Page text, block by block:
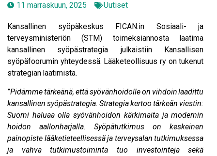
11 marraskuun, 2025 Uutiset
Kansallinen syöpäkeskus FICAN:in Sosiaali- ja
terveysministeriön (STM) toimeksiannosta laatima
kansallinen syöpästrategia julkaistiin Kansallisen
syöpäfoorumin yhteydessä. Lääketeollisuus ry on tukenut
strategian laatimista.
”Pidämme tärkeänä, että syövänhoidolle on vihdoin laadittu
kansallinen syöpästrategia. Strategia kertoo tärkeän viestin:
Suomi haluaa olla syövänhoidon kärkimaita ja modernin
hoidon aallonharjalla. Syöpätutkimus on keskeinen
painopiste lääketieteellisessä ja terveysalan tutkimuksessa
ja vahva tutkimustoiminta tuo investointeja sekä